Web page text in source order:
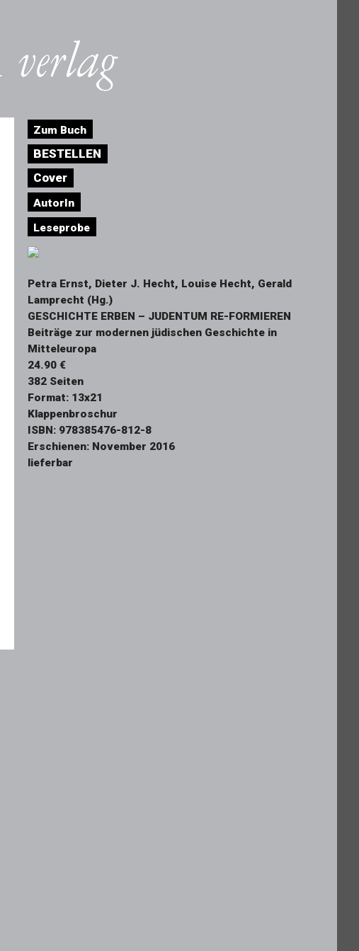
Zum Buch
BESTELLEN
Cover
AutorIn
Leseprobe
Petra Ernst, Dieter J. Hecht, Louise Hecht, Gerald
Lamprecht (Hg.)
GESCHICHTE ERBEN – JUDENTUM RE-FORMIEREN
Beiträge zur modernen jüdischen Geschichte in
Mitteleuropa
24.90 €
382 Seiten
Format: 13x21
Klappenbroschur
ISBN: 978385476-812-8
Erschienen: November 2016
lieferbar